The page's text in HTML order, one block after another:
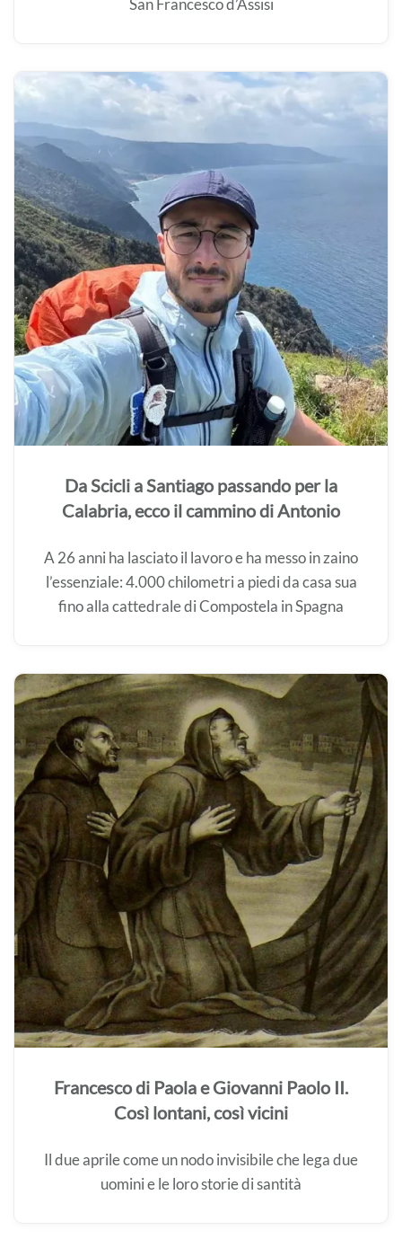
San Francesco d’Assisi
Da Scicli a Santiago passando per la
Calabria, ecco il cammino di Antonio
A 26 anni ha lasciato il lavoro e ha messo in zaino
l’essenziale: 4.000 chilometri a piedi da casa sua
fino alla cattedrale di Compostela in Spagna
Francesco di Paola e Giovanni Paolo II.
Così lontani, così vicini
Il due aprile come un nodo invisibile che lega due
uomini e le loro storie di santità